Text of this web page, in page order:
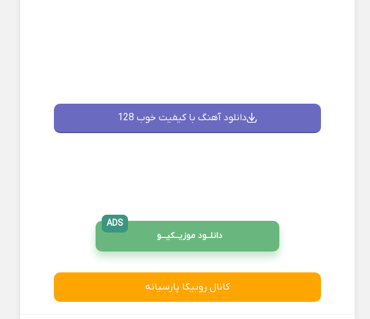
دانلود آهنگ با کیفیت خوب 128
دانلــود موزیــکیـــو
ADS
کانال روبیکا پارسیانه